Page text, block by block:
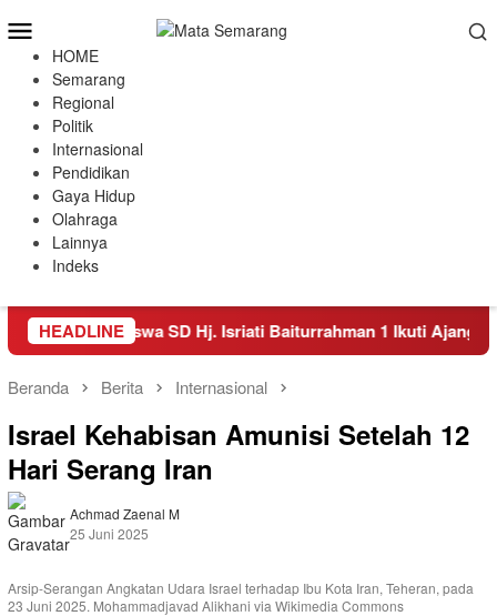
ke
kontenMobile
HOME
Semarang
Regional
Politik
Internasional
Pendidikan
Gaya Hidup
Olahraga
Lainnya
Indeks
HEADLINE
Empat Siswa SD Hj. Isriati Baiturrahman 1 Ikuti Ajang
Beranda Berita Internasional
Israel Kehabisan Amunisi Setelah 12
Hari Serang Iran
Achmad Zaenal M
25 Juni 2025
Arsip-Serangan Angkatan Udara Israel terhadap Ibu Kota Iran, Teheran, pada
23 Juni 2025. Mohammadjavad Alikhani via Wikimedia Commons